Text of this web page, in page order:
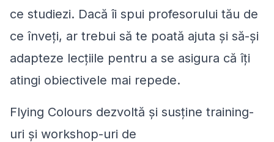
ce studiezi. Dacă îi spui profesorului tău de
ce înveți, ar trebui să te poată ajuta și să-și
adapteze lecțiile pentru a se asigura că îți
atingi obiectivele mai repede.
Flying Colours dezvoltă și susține training-
uri și workshop-uri de